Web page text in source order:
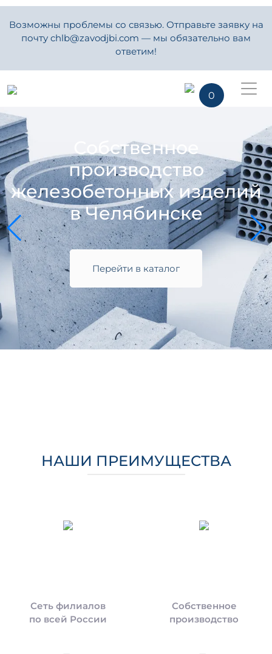
Возможны проблемы со связью. Отправьте заявку на
почту chlb@zavodjbi.com — мы обязательно вам
ответим!
0
Собственное
производство
железобетонных изделий
в Челябинске
Перейти в каталог
НАШИ ПРЕИМУЩЕСТВА
Сеть филиалов
по всей России
Собственное
производство